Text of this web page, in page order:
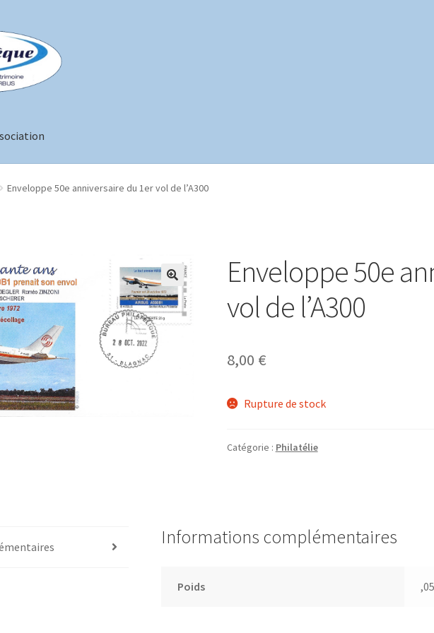
générales de vente Mon compte Page d’exemple
Enveloppe 50e anniversaire du 1er vol de l’A300
Enveloppe 50e
vol de l’A300
8,00 €
Rupture de stock
Catégorie : Philatélie
Informations complémentaires
Poids